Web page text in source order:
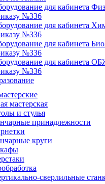
для кабинета
№336
для кабинета
№336
для кабинета
№336
для кабинета
№336
мастерская
и стулья
принадлежности
круги
сверлильные